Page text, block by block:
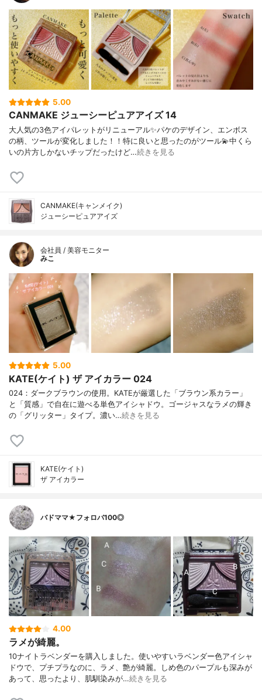
5.00
CANMAKE ジューシーピュアアイズ 14
大人気の3色アイパレットがリニューアル✨パケのデザイン、エンボス
の柄、ツールが変化しました！！特に良いと思ったのがツール💫中くら
いの片方しかないチップだったけど…続きを見る
CANMAKE(キャンメイク)
ジューシーピュアアイズ
会社員 / 美容モニター
みこ
5.00
KATE(ケイト) ザ アイカラー 024
024：ダークブラウンの使用。KATEが厳選した「ブラウン系カラー」
と「質感」で自在に遊べる単色アイシャドウ。ゴージャスなラメの輝き
の「グリッター」タイプ。濃い…続きを見る
KATE(ケイト)
ザ アイカラー
バドママ★フォロバ100◎
4.00
ラメが綺麗。
10ナイトラベンダーを購入しました。使いやすいラベンダー色アイシャ
ドウで、プチプラなのに、ラメ、艶が綺麗。しめ色のパープルも深みが
あって、思ったより、肌馴染みが…続きを見る